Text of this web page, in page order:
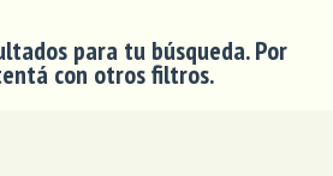
para tu búsqueda. Por
con otros filtros.